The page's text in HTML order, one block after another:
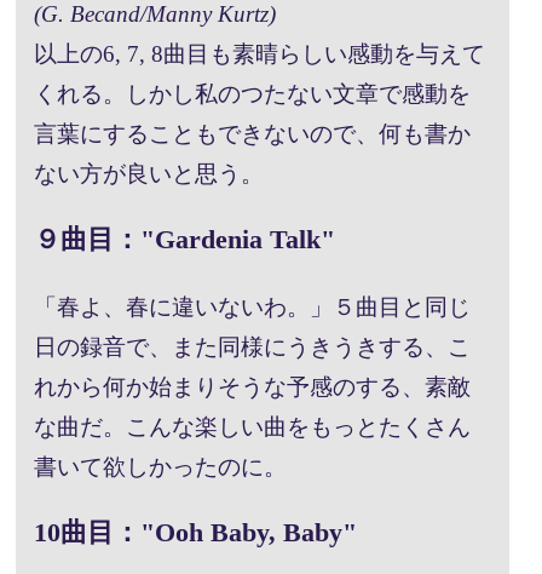
(G. Becand/Manny Kurtz)
以上の6, 7, 8曲目も素晴らしい感動を与えて
くれる。しかし私のつたない文章で感動を
言葉にすることもできないので、何も書か
ない方が良いと思う。
９曲目："Gardenia Talk"
「春よ、春に違いないわ。」５曲目と同じ
日の録音で、また同様にうきうきする、こ
れから何か始まりそうな予感のする、素敵
な曲だ。こんな楽しい曲をもっとたくさん
書いて欲しかったのに。
10曲目："Ooh Baby, Baby"